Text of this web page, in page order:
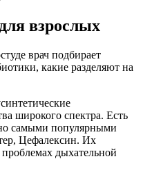
взрослых
врач подбирает
какие разделяют на
широкого спектра. Есть
самыми популярными
Цефалексин. Их
дыхательной